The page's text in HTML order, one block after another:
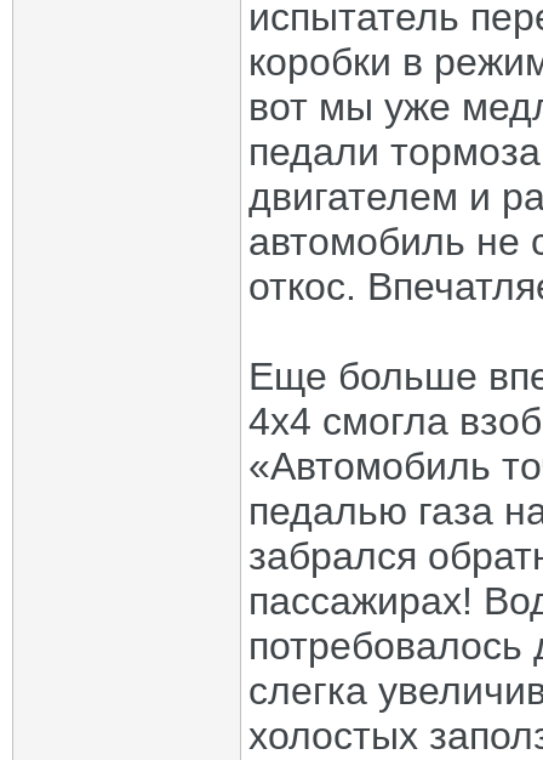
испытатель
коробки в
вот мы уже
педали
двигателем и
автомобиль не
откос.
Еще больше
4x4 смогла
«Автомобиль
педалью газа
забрался
пассажирах!
слегка
холостых